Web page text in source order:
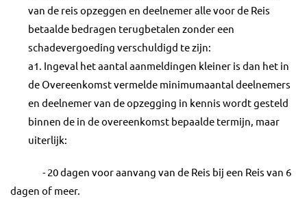
van de reis opzeggen en deelnemer alle voor de Reis
betaalde bedragen terugbetalen zonder een
schadevergoeding verschuldigd te zijn:
a1. Ingeval het aantal aanmeldingen kleiner is dan het in
de Overeenkomst vermelde minimumaantal deelnemers
en deelnemer van de opzegging in kennis wordt gesteld
binnen de in de overeenkomst bepaalde termijn, maar
uiterlijk:
- 20 dagen voor aanvang van de Reis bij een Reis van 6
dagen of meer.